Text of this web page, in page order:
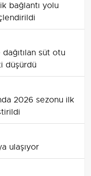
bağlantı yolu
süt otu
düşürdü
2026 sezonu ilk
ulaşıyor